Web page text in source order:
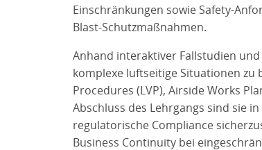
Einschränkungen sowie Safety-
Blast-Schutzmaßnahmen.
Anhand interaktiver Fallstudien
komplexe luftseitige Situationen zu
Procedures (LVP), Airside Works
Abschluss des Lehrgangs sind sie
regulatorische Compliance
Business Continuity bei